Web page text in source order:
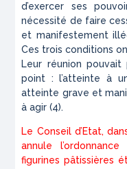
d’exercer ses
nécessité de faire
et manifestement
Ces trois conditions
Leur réunion
point : l’atteinte à
atteinte grave et
à agir (4).
Le Conseil d’Etat,
annule
figurines pâtissières